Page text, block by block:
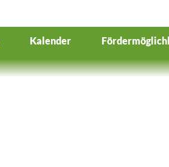
Kalender